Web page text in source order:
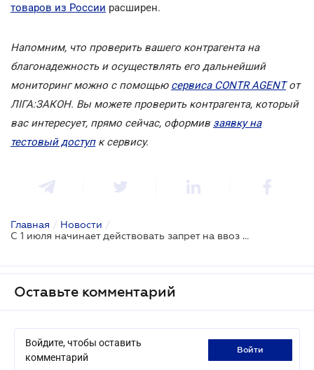
товаров из России расширен.
Напомним, что проверить вашего контрагента на
благонадежность и осуществлять его дальнейший
мониторинг можно с помощью сервиса CONTR AGENTот
ЛІГА:ЗАКОН. Вы можете проверить контрагента, который
вас интересует, прямо сейчас, оформив заявку на
тестовый доступк сервису.
Главная / Новости /
С 1 июля начинает действовать запрет на ввоз автомобилей, одежды и других товаров из России
Оставьте комментарий
Войдите, чтобы оставить
комментарий
войти